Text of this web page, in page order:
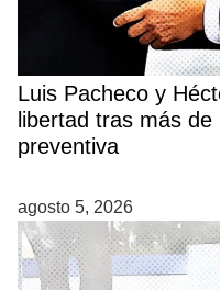
Luis Pacheco y
libertad tras más
preventiva
agosto 5, 2026